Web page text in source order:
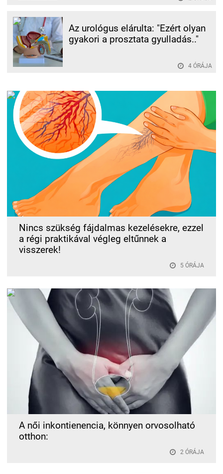
Az urológus elárulta: "Ezért olyan
gyakori a prosztata gyulladás.."
4 ÓRÁJA
Nincs szükség fájdalmas kezelésekre, ezzel
a régi praktikával végleg eltűnnek a
visszerek!
5 ÓRÁJA
A női inkontienencia, könnyen orvosolható
otthon:
2 ÓRÁJA